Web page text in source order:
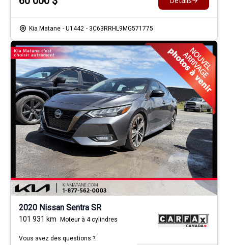
Kia Matane - U1442 - 3C63RRHL9MG571775
2020 Nissan Sentra SR
101 931 km Moteur à 4 cylindres
Vous avez des questions ?